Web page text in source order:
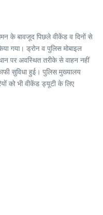
के बावजूद पिछले वीकेंड व दिनों से
गया। ड्रोन व पुलिस मोबाइल
पर अवस्थित तरीके से वाहन नहीं
सुविधा हुई। पुलिस मुख्यालय
को भी वीकेंड ड्यूटी के लिए